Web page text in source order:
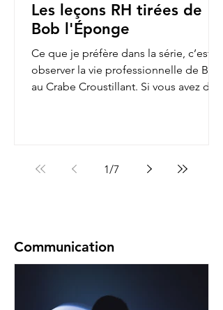
Les leçons RH tirées de
Bob l'Éponge
Ce que je préfère dans la série, c’est
observer la vie professionnelle de Bob
au Crabe Croustillant. Si vous avez déjà
1/7
Communication